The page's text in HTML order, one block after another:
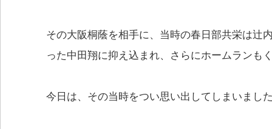
その大阪桐蔭を相手に、当時の春日部共栄は辻
った中田翔に抑え込まれ、さらにホームランも
今日は、その当時をつい思い出してしまいまし